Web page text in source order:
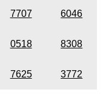
7707 6046
0518 8308
7625 3772